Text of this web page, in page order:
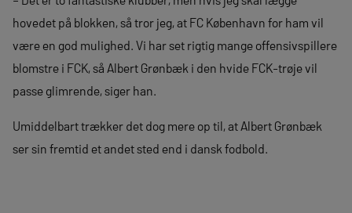
hovedet på blokken, så tror jeg, at FC København for ham vil
være en god mulighed. Vi har set rigtig mange offensivspillere
blomstre i FCK, så Albert Grønbæk i den hvide FCK-trøje vil
passe glimrende, siger han.
Umiddelbart trækker det dog mere op til, at Albert Grønbæk
ser sin fremtid et andet sted end i dansk fodbold.